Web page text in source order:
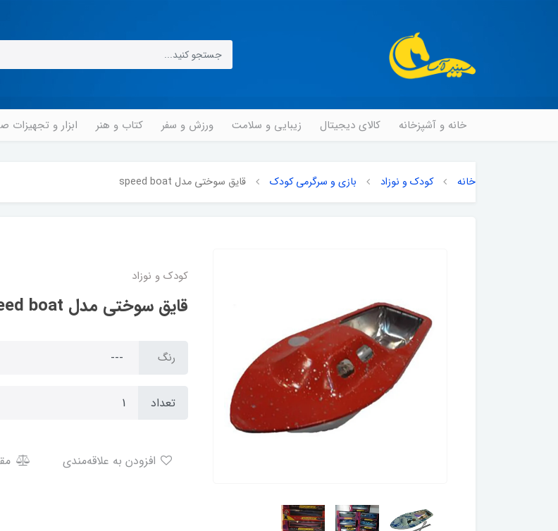
خانه و آشپزخانه کالای دیجیتال زیبایی و سلامت ورزش و سفر کتاب و هنر ابزار و تجهیزات
خانه کودک و نوزاد بازی و سرگرمی کودک قایق سوختی مدل speed boat
کودک و نوزاد
قایق سوختی مدل speed boat
رنگ
تعداد